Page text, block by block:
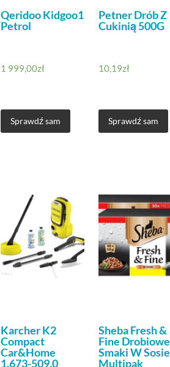
Qeridoo Kidgoo1
Petrol
1 999,00zł
Sprawdź sam
Petner Drób Z
Cukinią 500G
10,19zł
Sprawdź sam
Karcher K2
Compact
Car&Home
1.673-509.0
Sheba Fresh &
Fine Drobiowe
Smaki W Sosie
Multipak